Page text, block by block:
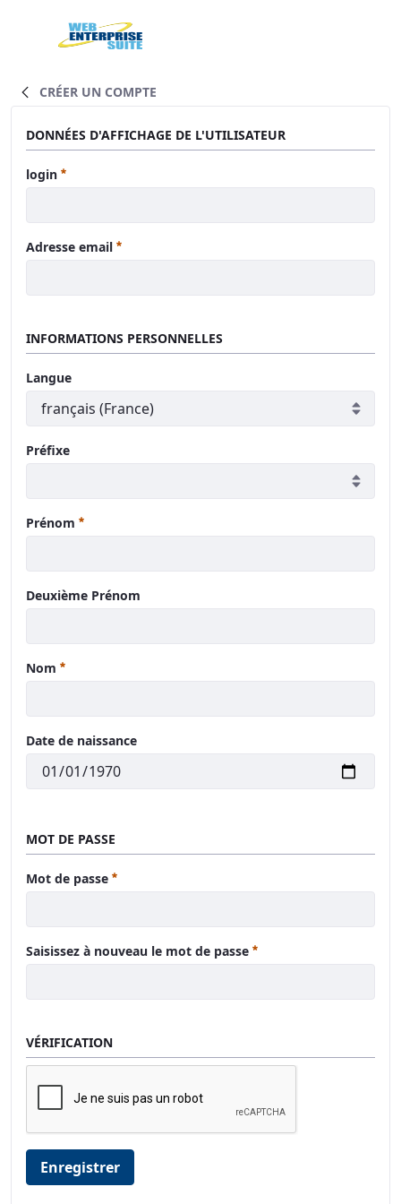
Home
CRÉER UN COMPTE
DONNÉES D'AFFICHAGE DE L'UTILISATEUR
login Requis
Adresse email Requis
INFORMATIONS PERSONNELLES
Langue
Préfixe
Prénom Requis
Deuxième Prénom
Nom Requis
Date de naissance
MOT DE PASSE
Mot de passe Requis
Saisissez à nouveau le mot de passe Requis
VÉRIFICATION
Enregistrer